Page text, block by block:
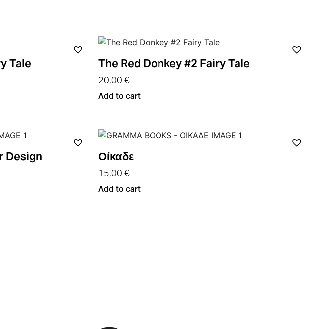
Tale The Red Donkey #2 Fairy Tale
20,00 €
Add to cart
Design
Οίκαδε
15,00 €
Add to cart